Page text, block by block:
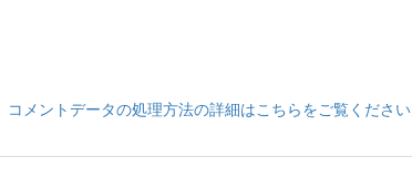
コメントデータの処理方法の詳細はこちらをご覧ください